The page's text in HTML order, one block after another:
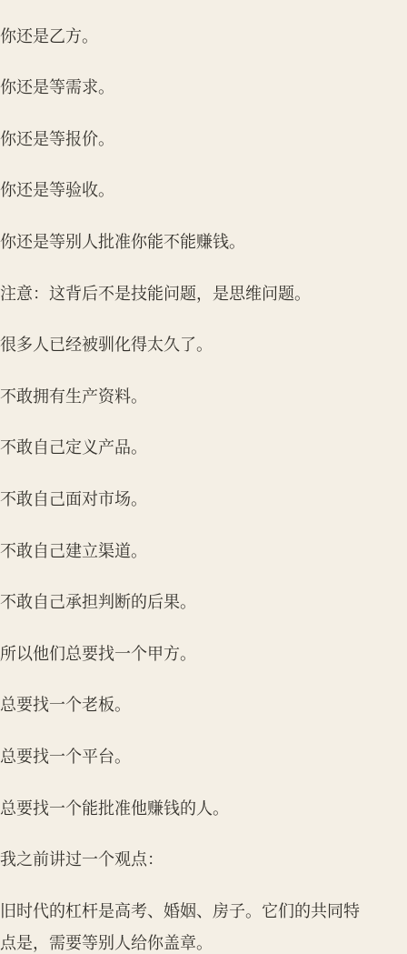
你还是乙方。
你还是等需求。
你还是等报价。
你还是等验收。
你还是等别人批准你能不能赚钱。
注意：这背后不是技能问题，是思维问题。
很多人已经被驯化得太久了。
不敢拥有生产资料。
不敢自己定义产品。
不敢自己面对市场。
不敢自己建立渠道。
不敢自己承担判断的后果。
所以他们总要找一个甲方。
总要找一个老板。
总要找一个平台。
总要找一个能批准他赚钱的人。
我之前讲过一个观点：
旧时代的杠杆是高考、婚姻、房子。它们的共同特
点是，需要等别人给你盖章。